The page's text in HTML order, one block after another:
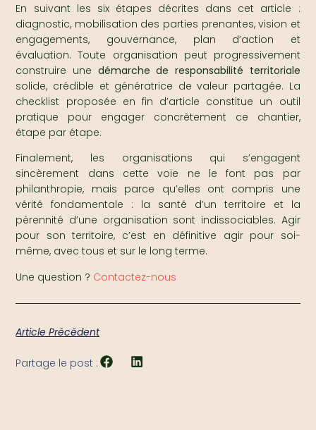
En suivant les six étapes décrites dans cet article :
diagnostic, mobilisation des parties prenantes, vision et
engagements, gouvernance, plan d’action et
évaluation. Toute organisation peut progressivement
construire une démarche de responsabilité territoriale
solide, crédible et génératrice de valeur partagée. La
checklist proposée en fin d’article constitue un outil
pratique pour engager concrètement ce chantier,
étape par étape.
Finalement, les organisations qui s’engagent
sincèrement dans cette voie ne le font pas par
philanthropie, mais parce qu’elles ont compris une
vérité fondamentale : la santé d’un territoire et la
pérennité d’une organisation sont indissociables. Agir
pour son territoire, c’est en définitive agir pour soi-
même, avec tous et sur le long terme.
Une question ? Contactez-nous
Article Précédent
Partage le post :